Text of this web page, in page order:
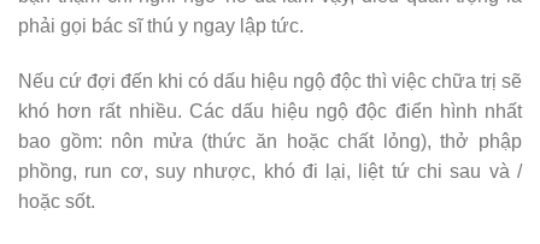
phải gọi bác sĩ thú y ngay lập tức.
Nếu cứ đợi đến khi có dấu hiệu ngộ độc thì việc chữa trị sẽ
khó hơn rất nhiều. Các dấu hiệu ngộ độc điển hình nhất
bao gồm: nôn mửa (thức ăn hoặc chất lỏng), thở phập
phồng, run cơ, suy nhược, khó đi lại, liệt tứ chi sau và /
hoặc sốt.